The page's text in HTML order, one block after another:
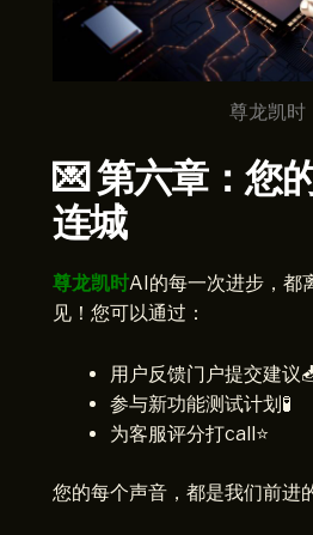
尊龙凯时
💌 第六章：您
连城
尊龙凯时AI的每一次进步，都
见！您可以通过：
用户反馈门户提交建议
参与新功能测试计划🧪
为客服评分打call⭐
您的每个声音，都是我们前进